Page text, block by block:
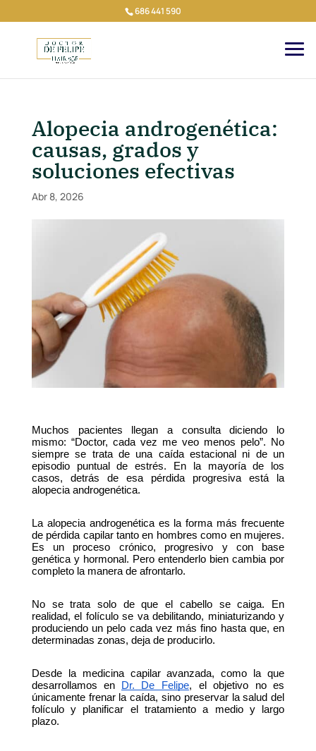
686 441 590
Alopecia androgenética:
causas, grados y
soluciones efectivas
Abr 8, 2026
Muchos pacientes llegan a consulta diciendo lo
mismo: “Doctor, cada vez me veo menos pelo”. No
siempre se trata de una caída estacional ni de un
episodio puntual de estrés. En la mayoría de los
casos, detrás de esa pérdida progresiva está la
alopecia androgenética.
La alopecia androgenética es la forma más frecuente
de pérdida capilar tanto en hombres como en mujeres.
Es un proceso crónico, progresivo y con base
genética y hormonal. Pero entenderlo bien cambia por
completo la manera de afrontarlo.
No se trata solo de que el cabello se caiga. En
realidad, el folículo se va debilitando, miniaturizando y
produciendo un pelo cada vez más fino hasta que, en
determinadas zonas, deja de producirlo.
Desde la medicina capilar avanzada, como la que
desarrollamos en
Dr. De Felipe, el objetivo no es
únicamente frenar la caída, sino preservar la salud del
folículo y planificar el tratamiento a medio y largo
plazo.